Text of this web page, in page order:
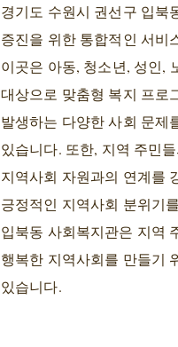
경기도 수원시 권선구 입북
증진을 위한 통합적인 서비
이곳은 아동, 청소년, 성인,
대상으로 맞춤형 복지 프로
발생하는 다양한 사회 문제
있습니다. 또한, 지역 주민
지역사회 자원과의 연계를
긍정적인 지역사회 분위기
입북동 사회복지관은 지역
행복한 지역사회를 만들기
있습니다.